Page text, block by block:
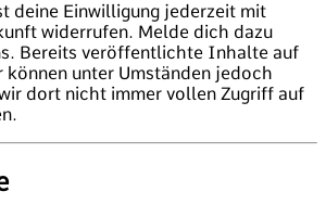
deine Einwilligung jederzeit mit
widerrufen. Melde dich dazu
Bereits veröffentlichte Inhalte auf
unter Umständen jedoch
dort nicht immer vollen Zugriff auf